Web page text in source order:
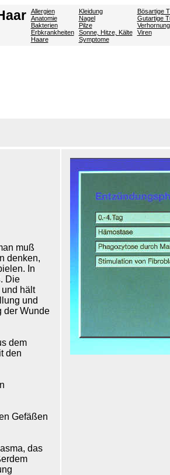
Allergien
Anatomie
Bakterien
Erbkrankheiten
Haare
Kleidung
Nagel
Pilze
Sonne, Hitze, Kälte
Symptome
Bösartige
Gutartige
Viren
muß
denken,
In
Die
hält
und
der Wunde
dem
den
Gefäßen
das